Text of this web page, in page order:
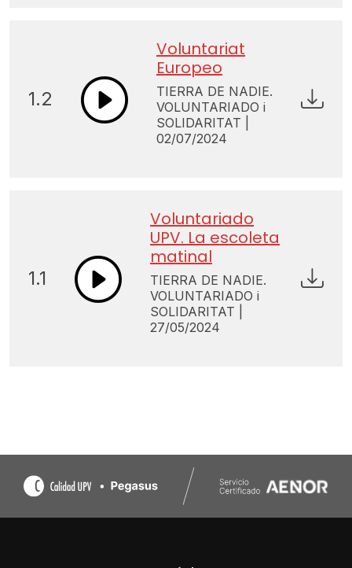
1.2
Voluntariat
Europeo
TIERRA DE NADIE.
VOLUNTARIADO i
SOLIDARITAT |
02/07/2024
1.1
Voluntariado
UPV. La escoleta
matinal
TIERRA DE NADIE.
VOLUNTARIADO i
SOLIDARITAT |
27/05/2024